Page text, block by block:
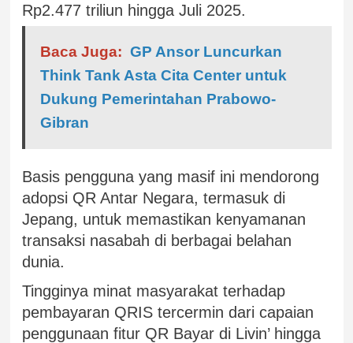
Rp2.477 triliun hingga Juli 2025.
Baca Juga: GP Ansor Luncurkan
Think Tank Asta Cita Center untuk
Dukung Pemerintahan Prabowo-
Gibran
Basis pengguna yang masif ini mendorong
adopsi QR Antar Negara, termasuk di
Jepang, untuk memastikan kenyamanan
transaksi nasabah di berbagai belahan
dunia.
Tingginya minat masyarakat terhadap
pembayaran QRIS tercermin dari capaian
penggunaan fitur QR Bayar di Livin’ hingga